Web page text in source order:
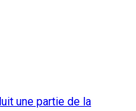
une partie de la